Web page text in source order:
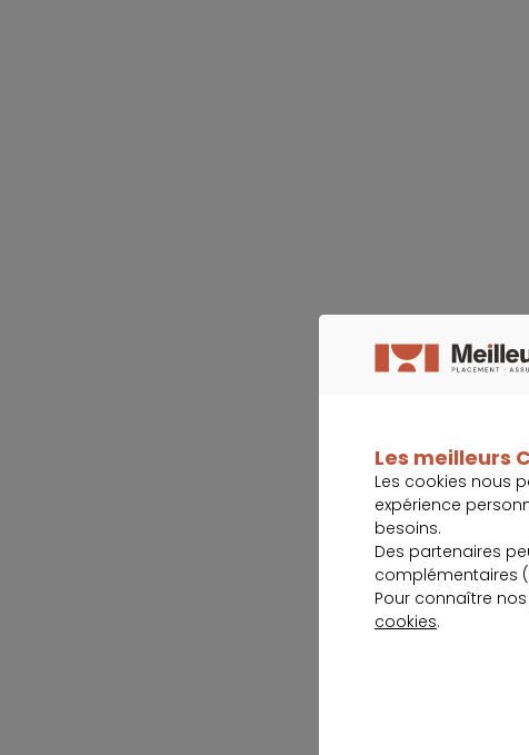
Les meilleurs
Les cookies nous
expérience
besoins.
Des partenaires
complémentaires
Pour connaître
cookies.